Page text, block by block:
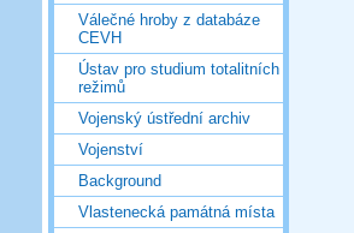
Válečné hroby z databáze
CEVH
Ústav pro studium totalitních
režimů
Vojenský ústřední archiv
Vojenství
Background
Vlastenecká památná místa